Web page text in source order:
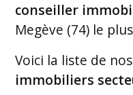
conseiller
Megève (74) le
Voici la liste de nos
immobiliers